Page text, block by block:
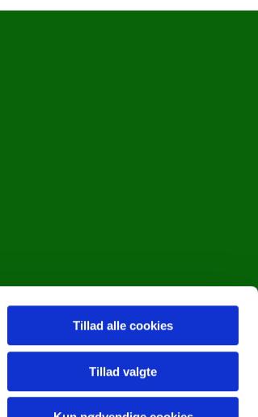
Tillad alle cookies
Tillad valgte